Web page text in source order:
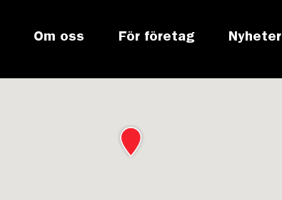
Om oss För företag Nyheter